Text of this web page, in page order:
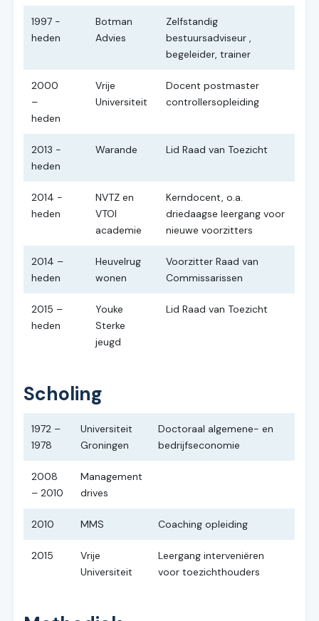
1997 -
heden
Botman
Advies
Zelfstandig
bestuursadviseur ,
begeleider, trainer
2000
–
heden
Vrije
Universiteit
Docent postmaster
controllersopleiding
2013 -
heden
Warande Lid Raad van Toezicht
2014 -
heden
NVTZ en
VTOI
academie
Kerndocent, o.a.
driedaagse leergang voor
nieuwe voorzitters
2014 –
heden
Heuvelrug
wonen
Voorzitter Raad van
Commissarissen
2015 –
heden
Youke
Sterke
jeugd
Lid Raad van Toezicht
Scholing
1972 –
1978
Universiteit
Groningen
Doctoraal algemene- en
bedrijfseconomie
2008
– 2010
Management
drives
2010 MMS Coaching opleiding
2015
Vrije
Universiteit
Leergang interveniëren
voor toezichthouders